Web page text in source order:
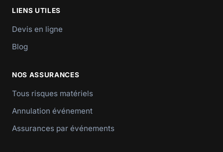
LIENS UTILES
Devis en ligne
Blog
NOS ASSURANCES
Tous risques matériels
Annulation événement
Assurances par événements